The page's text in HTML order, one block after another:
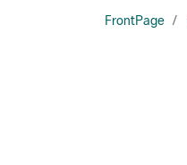
FrontPage